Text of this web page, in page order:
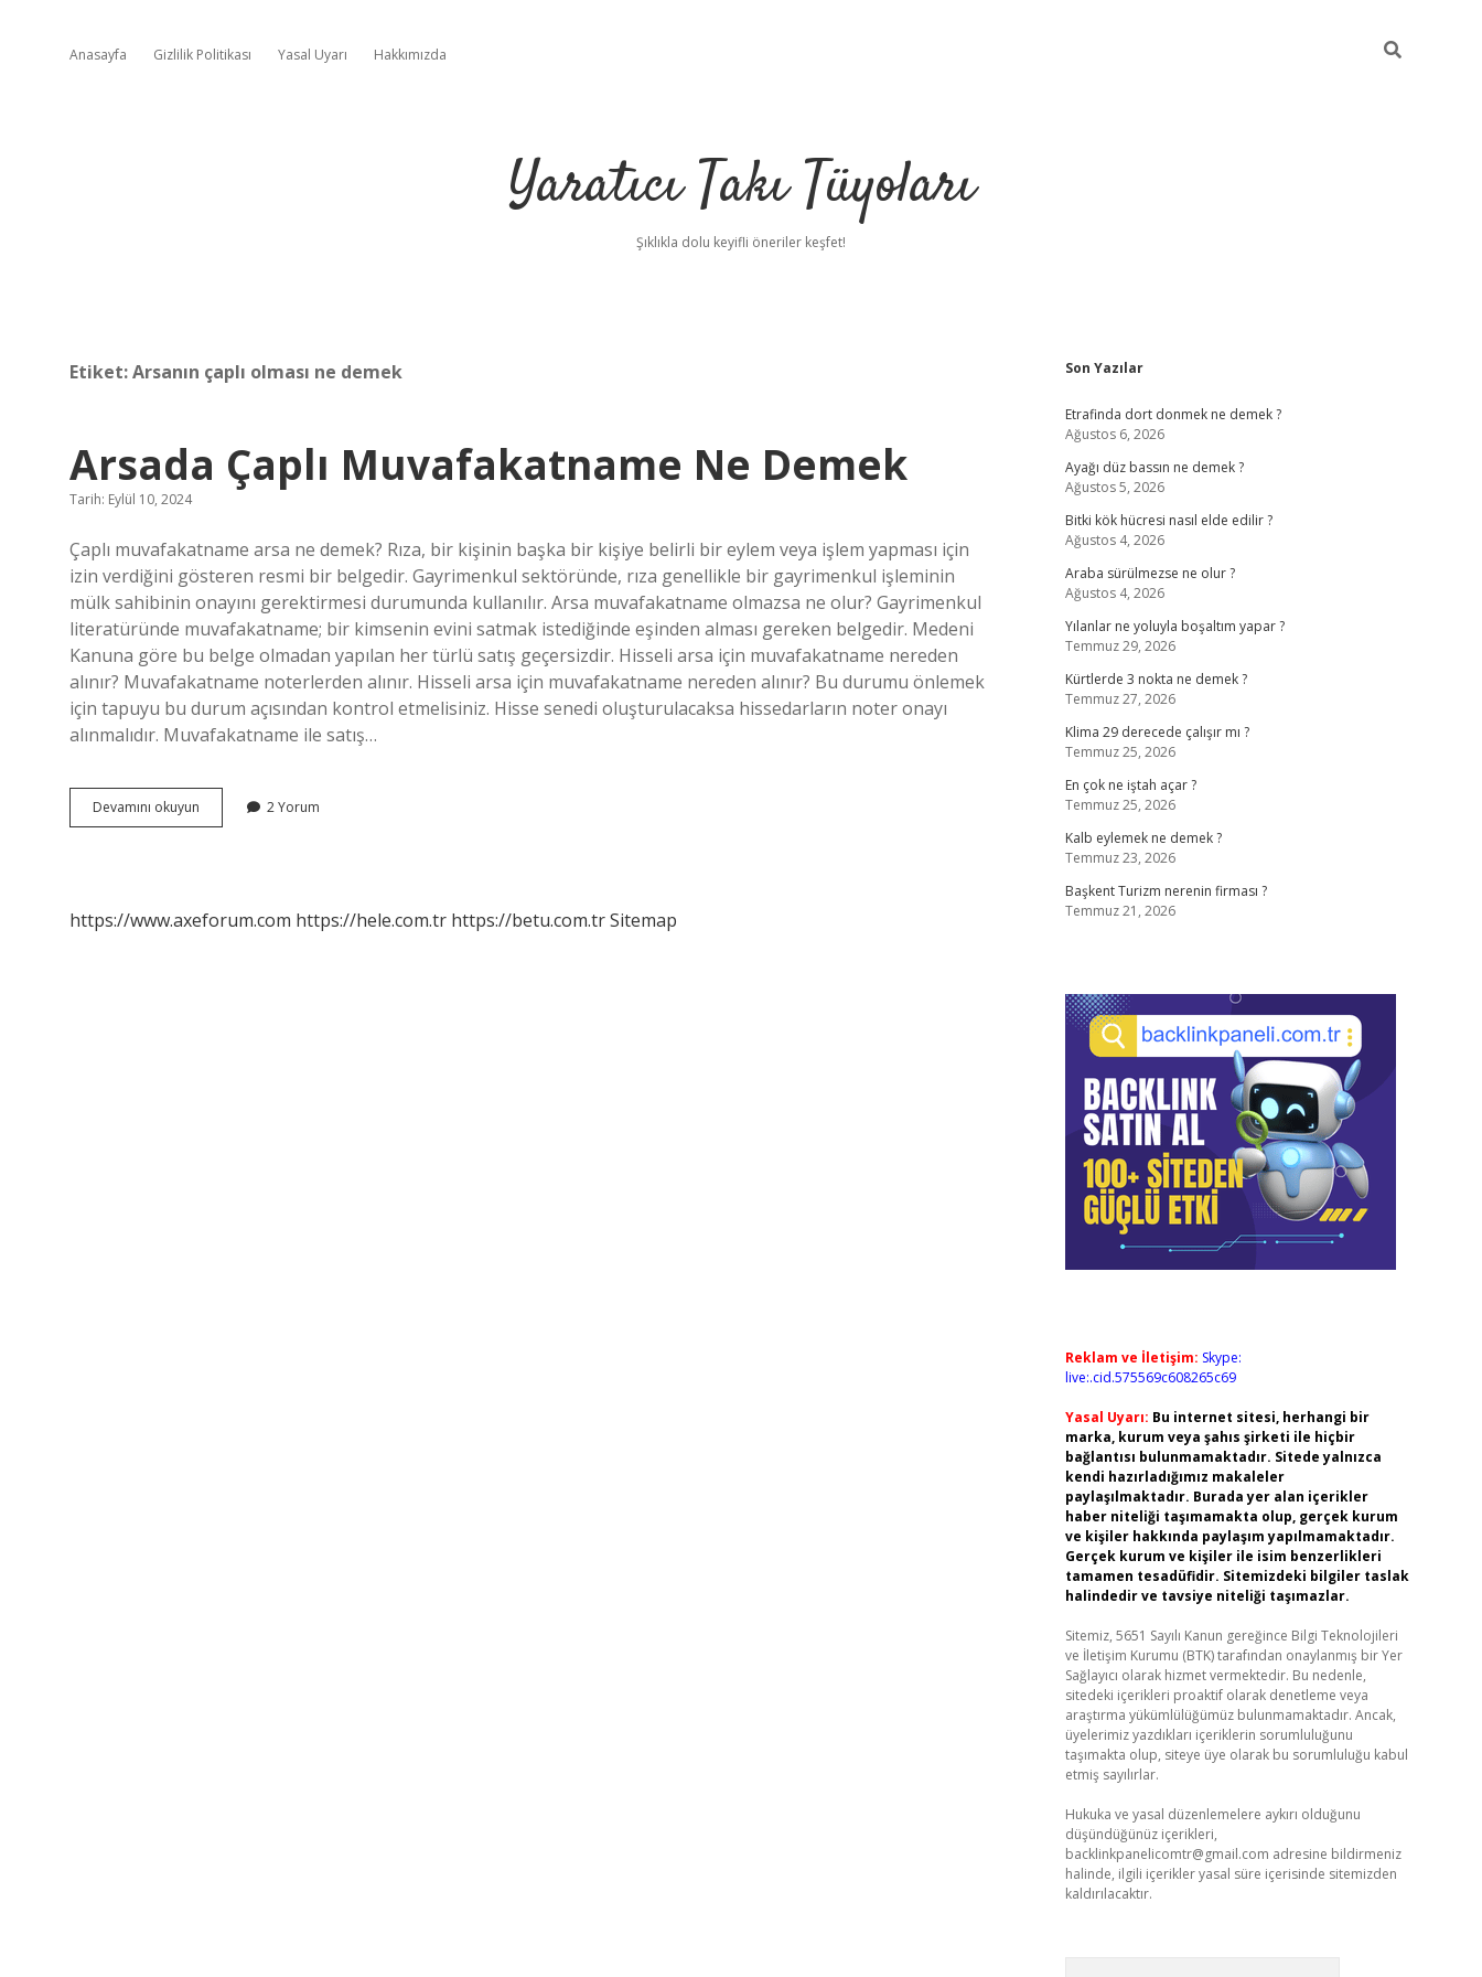
Anasayfa Gizlilik Politikası Yasal Uyarı Hakkımızda
Yaratıcı Takı Tüyoları
Şıklıkla dolu keyifli öneriler keşfet!
Etiket:Arsanın çaplı olması ne demek
Arsada Çaplı Muvafakatname Ne Demek
Tarih: Eylül 10, 2024
Çaplı muvafakatname arsa ne demek? Rıza, bir kişinin başka bir kişiye belirli bir eylem veya işlem yapması için
izin verdiğini gösteren resmi bir belgedir. Gayrimenkul sektöründe, rıza genellikle bir gayrimenkul işleminin
mülk sahibinin onayını gerektirmesi durumunda kullanılır. Arsa muvafakatname olmazsa ne olur? Gayrimenkul
literatüründe muvafakatname; bir kimsenin evini satmak istediğinde eşinden alması gereken belgedir. Medeni
Kanuna göre bu belge olmadan yapılan her türlü satış geçersizdir. Hisseli arsa için muvafakatname nereden
alınır? Muvafakatname noterlerden alınır. Hisseli arsa için muvafakatname nereden alınır? Bu durumu önlemek
için tapuyu bu durum açısından kontrol etmelisiniz. Hisse senedi oluşturulacaksa hissedarların noter onayı
alınmalıdır. Muvafakatname ile satış…
Devamını okuyun
Çaplı
2 Yorum
https://www.axeforum.com https://hele.com.tr https://betu.com.trSitemap
Sidebar
Son Yazılar
Etrafinda dort donmek ne demek ?
Ağustos 6, 2026
Ayağı düz bassın ne demek ?
Ağustos 5, 2026
Bitki kök hücresi nasıl elde edilir ?
Ağustos 4, 2026
Araba sürülmezse ne olur ?
Ağustos 4, 2026
Yılanlar ne yoluyla boşaltım yapar ?
Temmuz 29, 2026
Kürtlerde 3 nokta ne demek ?
Temmuz 27, 2026
Klima 29 derecede çalışır mı ?
Temmuz 25, 2026
En çok ne iştah açar ?
Temmuz 25, 2026
Kalb eylemek ne demek ?
Temmuz 23, 2026
Başkent Turizm nerenin firması ?
Temmuz 21, 2026
Reklam ve İletişim: Skype:
live:.cid.575569c608265c69
Yasal Uyarı: Bu internet sitesi, herhangi bir
marka, kurum veya şahıs şirketi ile hiçbir
bağlantısı bulunmamaktadır. Sitede yalnızca
kendi hazırladığımız makaleler
paylaşılmaktadır. Burada yer alan içerikler
haber niteliği taşımamakta olup, gerçek kurum
ve kişiler hakkında paylaşım yapılmamaktadır.
Gerçek kurum ve kişiler ile isim benzerlikleri
tamamen tesadüfidir. Sitemizdeki bilgiler taslak
halindedir ve tavsiye niteliği taşımazlar.
Sitemiz, 5651 Sayılı Kanun gereğince Bilgi Teknolojileri
ve İletişim Kurumu (BTK) tarafından onaylanmış bir Yer
Sağlayıcı olarak hizmet vermektedir. Bu nedenle,
sitedeki içerikleri proaktif olarak denetleme veya
araştırma yükümlülüğümüz bulunmamaktadır. Ancak,
üyelerimiz yazdıkları içeriklerin sorumluluğunu
taşımakta olup, siteye üye olarak bu sorumluluğu kabul
etmiş sayılırlar.
Hukuka ve yasal düzenlemelere aykırı olduğunu
düşündüğünüz içerikleri,
backlinkpanelicomtr@gmail.com adresine bildirmeniz
halinde, ilgili içerikler yasal süre içerisinde sitemizden
kaldırılacaktır.